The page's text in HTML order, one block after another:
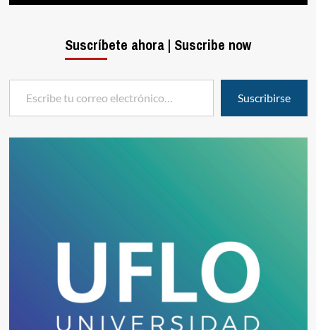
Suscríbete ahora | Suscribe now
Escribe tu correo electrónico…
Suscribirse